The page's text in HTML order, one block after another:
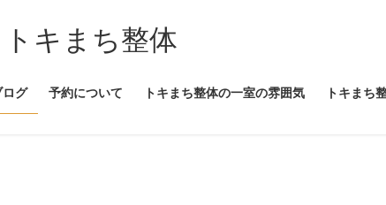
キまち整体
ログ 予約について トキまち整体の一室の雰囲気 トキまち